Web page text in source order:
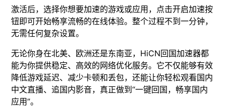
激活后，选择你想要加速的游戏或应用，点击开启加速按
钮即可开始畅享流畅的在线体验。整个过程不到一分钟，
无需任何复杂设置。
无论你身在北美、欧洲还是东南亚，HiCN回国加速器都
能为你提供稳定、高效的网络优化服务。它不仅能够有效
降低游戏延迟、减少卡顿和丢包，还能让你轻松观看国内
中文直播、追国内影音，真正做到“一键回国，畅享国内
应用”。